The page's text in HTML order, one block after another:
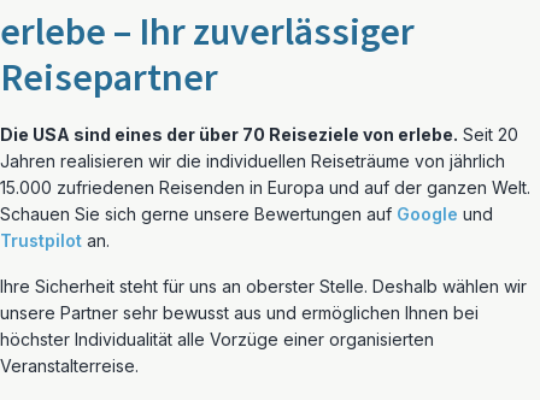
erlebe – Ihr zuverlässiger
Reisepartner
Die USA sind eines der über 70 Reiseziele von erlebe. Seit 20
Jahren realisieren wir die individuellen Reiseträume von jährlich
15.000 zufriedenen Reisenden in Europa und auf der ganzen Welt.
Schauen Sie sich gerne unsere Bewertungen auf Google und
Trustpilot an.
Ihre Sicherheit steht für uns an oberster Stelle. Deshalb wählen wir
unsere Partner sehr bewusst aus und ermöglichen Ihnen bei
höchster Individualität alle Vorzüge einer organisierten
Veranstalterreise.